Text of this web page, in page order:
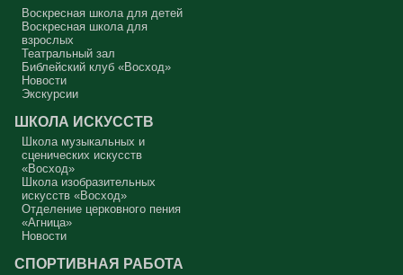
другого, но не себя.
Вот с этим предлагается войти в сплошную неделю. Ещё раз:
сплошная неделя прошла, потом две мясопустные, третья –
Масленица, прощённое воскресенье. С чем я приду?
В нас должно быть внимание к тому, что время воздержания – это
дни для приготовления не только к Пасхе, а к Небесному Царству!
Это цель жизни. Я об этом забыл, я туда хочу, но я забыл. И я
сначала увидеть в себе этого урода, а потом начать с ним борьбу.
Аминь.
Протоиерей Андрей Алексеев
Воскресная школа для детей
Воскресная школа для
взрослых
Театральный зал
Библейский клуб «Восход»
Новости
Экскурсии
ШКОЛА ИСКУССТВ
Школа музыкальных и
сценических искусств
«Восход»
Школа изобразительных
искусств «Восход»
Отделение церковного пения
«Агница»
Новости
СПОРТИВНАЯ РАБОТА